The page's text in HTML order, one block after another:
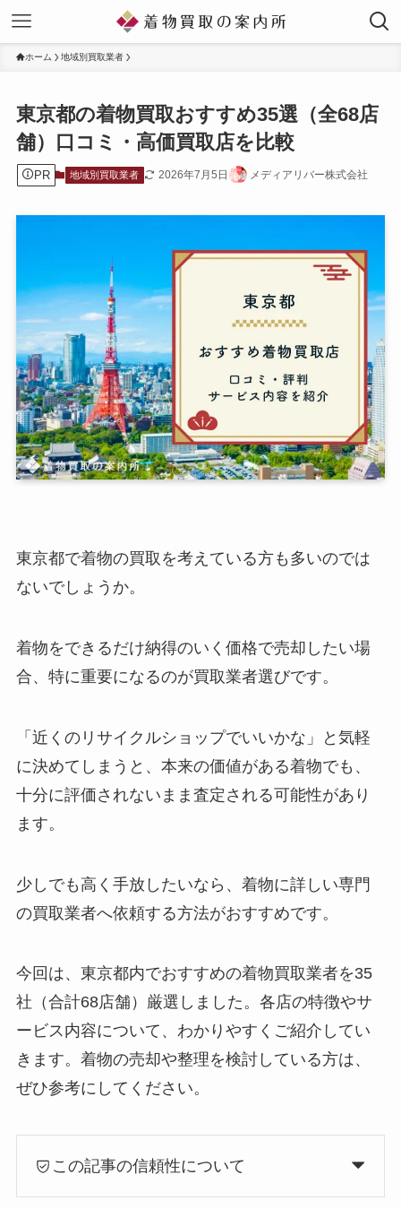
ホーム 地域別買取業者
東京都の着物買取おすすめ35選（全68店
舗）口コミ・高価買取店を比較
PR 地域別買取業者 2026年7月5日 メディアリバー株式会社
東京都で着物の買取を考えている方も多いのでは
ないでしょうか。
着物をできるだけ納得のいく価格で売却したい場
合、特に重要になるのが買取業者選びです。
「近くのリサイクルショップでいいかな」と気軽
に決めてしまうと、本来の価値がある着物でも、
十分に評価されないまま査定される可能性があり
ます。
少しでも高く手放したいなら、着物に詳しい専門
の買取業者へ依頼する方法がおすすめです。
今回は、東京都内でおすすめの着物買取業者を35
社（合計68店舗）厳選しました。各店の特徴やサ
ービス内容について、わかりやすくご紹介してい
きます。着物の売却や整理を検討している方は、
ぜひ参考にしてください。
この記事の信頼性について